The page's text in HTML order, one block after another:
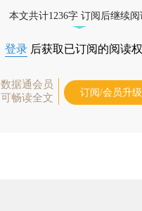
本文共计1236字 订阅后继续阅
登录 后获取已订阅的阅读
数据通会员
可畅读全文
订阅/会员升级